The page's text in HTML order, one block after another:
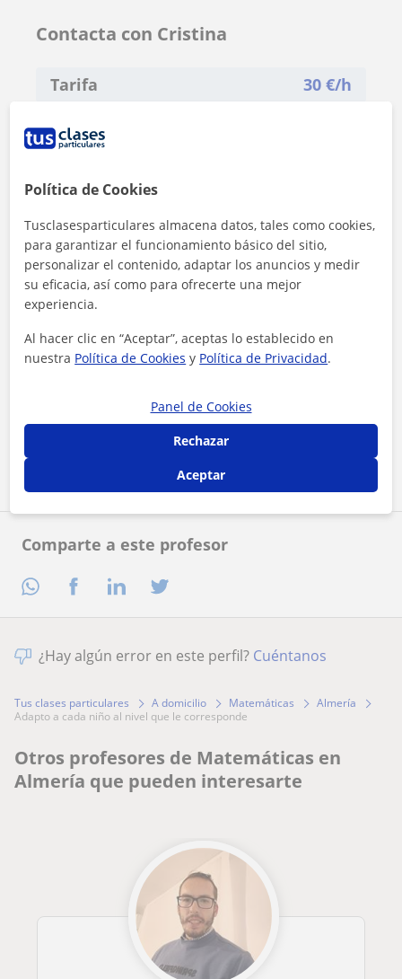
Comparte a este profesor
Contacta con Cristina
Tarifa 30 €/h
Contactar ahora
¿Hay algún error en este perfil? Cuéntanos
Tus clases particulares A domicilio Matemáticas
Almería
adapto a cada niño al nivel que le corresponde
Otros profesores de Matemáticas en
Almería que pueden interesarte
Política de Cookies
Tusclasesparticulares almacena datos, tales como cookies,
para garantizar el funcionamiento básico del sitio,
personalizar el contenido, adaptar los anuncios y medir
su eficacia, así como para ofrecerte una mejor
experiencia.
Al hacer clic en “Aceptar”, aceptas lo establecido en
nuestra Política de Cookies y Política de Privacidad.
Panel de Cookies
Rechazar
Aceptar